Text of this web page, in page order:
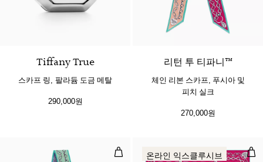
Tiffany True
스카프 링, 팔라듐 도금 메탈
290,000원
리턴 투 티파니™
체인 리본 스카프, 푸시아 및
피치 실크
270,000원
체인 리본 스카프, 제이드 및 라벤더
체
온라인 익스클루시브